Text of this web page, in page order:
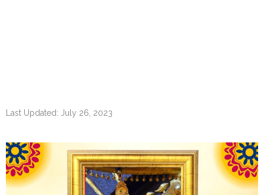
Last Updated: July 26, 2023